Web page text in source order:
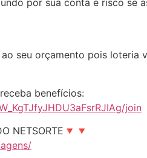
seu orçamento pois loteria
benefícios:
join
NETSORTE🔻🔻